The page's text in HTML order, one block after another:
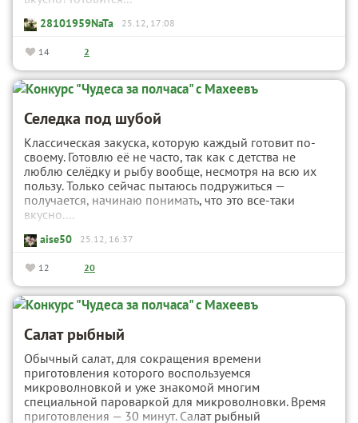
28101959NaTa 25.12, 17:08
14 2
Селедка под шубой
Классическая закуска, которую каждый готовит по-
своему. Готовлю её не часто, так как с детства не
люблю селёдку и рыбу вообще, несмотря на всю их
пользу. Только сейчас пытаюсь подружиться —
получается, начинаю понимать, что это все-таки
вкусно....
aise50 25.12, 16:37
12 20
Салат рыбный
Обычный салат, для сокращения времени
приготовления которого воспользуемся
микроволновкой и уже знакомой многим
специальной пароваркой для микроволновки. Время
приготовления — 30 минут. Салат рыбный